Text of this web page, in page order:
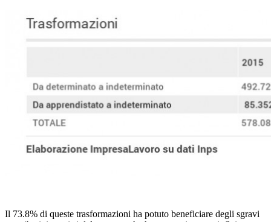
Il 73.8% di queste trasformazioni ha potuto beneficiare degli sgravi